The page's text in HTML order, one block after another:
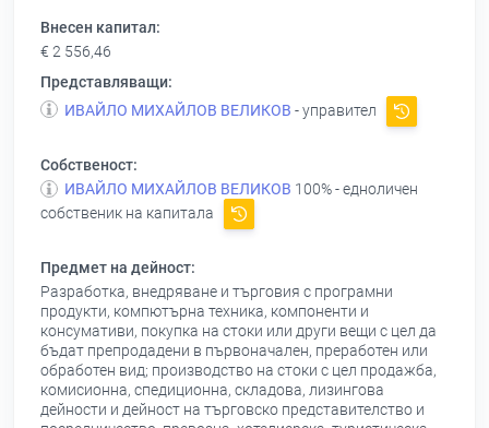
Внесен капитал:
€ 2 556,46
Представляващи:
ИВАЙЛО МИХАЙЛОВ ВЕЛИКОВ - управител
Собственост:
ИВАЙЛО МИХАЙЛОВ ВЕЛИКОВ 100% - едноличен
собственик на капитала
Предмет на дейност:
Разработка, внедряване и търговия с програмни
продукти, компютърна техника, компоненти и
консумативи, покупка на стоки или други вещи с цел да
бъдат препродадени в първоначален, преработен или
обработен вид; производство на стоки с цел продажба,
комисионна, спедиционна, складова, лизингова
дейности и дейност на търговско представителство и